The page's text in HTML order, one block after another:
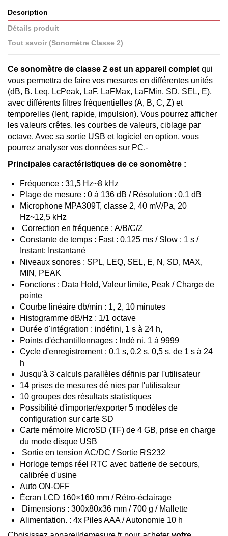
Description
Détails produit
Tout savoir (Sonomètre Classe 2)
Ce sonomètre de classe 2 est un appareil complet qui
vous permettra de faire vos mesures en différentes unités
(dB, B. Leq, LcPeak, LaF, LaFMax, LaFMin, SD, SEL, E),
avec différents filtres fréquentielles (A, B, C, Z) et
temporelles (lent, rapide, impulsion). Vous pourrez afficher
les valeurs crêtes, les courbes de valeurs, ciblage par
octave. Avec sa sortie USB et logiciel en option, vous
pourrez analyser vos données sur PC.-
Principales caractéristiques de ce sonomètre :
Fréquence : 31,5 Hz~8 kHz
Plage de mesure : 0 à 136 dB / Résolution : 0,1 dB
Microphone MPA309T, classe 2, 40 mV/Pa, 20
Hz~12,5 kHz
Correction en fréquence : A/B/C/Z
Constante de temps : Fast : 0,125 ms / Slow : 1 s /
Instant: Instantané
Niveaux sonores : SPL, LEQ, SEL, E, N, SD, MAX,
MIN, PEAK
Fonctions : Data Hold, Valeur limite, Peak / Charge de
pointe
Courbe linéaire db/min : 1, 2, 10 minutes
Histogramme dB/Hz : 1/1 octave
Durée d'intégration : indéfini, 1 s à 24 h,
Points d'échantillonnages : Indé ni, 1 à 9999
Cycle d'enregistrement : 0,1 s, 0,2 s, 0,5 s, de 1 s à 24
h
Jusqu'à 3 calculs parallèles définis par l'utilisateur
14 prises de mesures dé nies par l'utilisateur
10 groupes des résultats statistiques
Possibilité d'importer/exporter 5 modèles de
configuration sur carte SD
Carte mémoire MicroSD (TF) de 4 GB, prise en charge
du mode disque USB
Sortie en tension AC/DC / Sortie RS232
Horloge temps réel RTC avec batterie de secours,
calibrée d'usine
Auto ON-OFF
Écran LCD 160×160 mm / Rétro-éclairage
Dimensions : 300x80x36 mm / 700 g / Mallette
Alimentation. : 4x Piles AAA / Autonomie 10 h